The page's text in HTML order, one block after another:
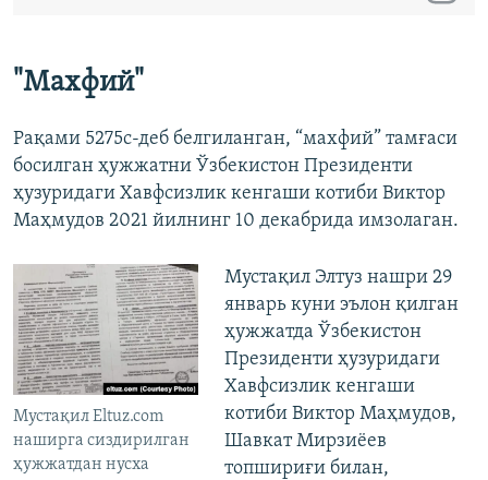
"Махфий"
Рақами 5275с-деб белгиланган, “махфий” тамғаси
босилган ҳужжатни Ўзбекистон Президенти
ҳузуридаги Хавфсизлик кенгаши котиби Виктор
Маҳмудов 2021 йилнинг 10 декабрида имзолаган.
Мустақил Eltuz.com
наширга сиздирилган
ҳужжатдан нусха
Мустақил Элтуз нашри 29
январь куни эълон қилган
ҳужжатда Ўзбекистон
Президенти ҳузуридаги
Хавфсизлик кенгаши
котиби Виктор Маҳмудов,
Шавкат Мирзиёев
топшириғи билан,